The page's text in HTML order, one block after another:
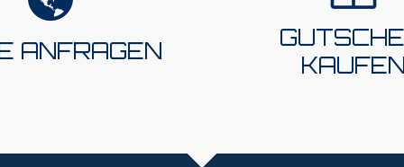
ANFRAGEN
Haben Sie Ihr Reiseziel
einen Platz in
KAUFEN
Reisegutscheinen
unvergessliche